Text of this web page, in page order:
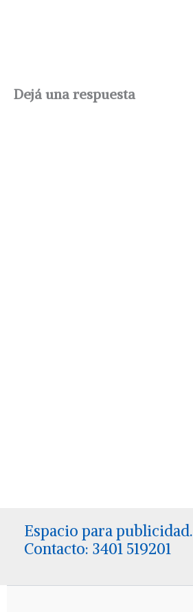
Dejá una respuesta
Espacio para publicidad.
Contacto: 3401 519201